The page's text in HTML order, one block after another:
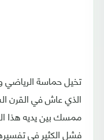
تخيل حماسة الرياضي
الذي عاش في القرن
ممسك بين يديه هذا
فشل الكثير في